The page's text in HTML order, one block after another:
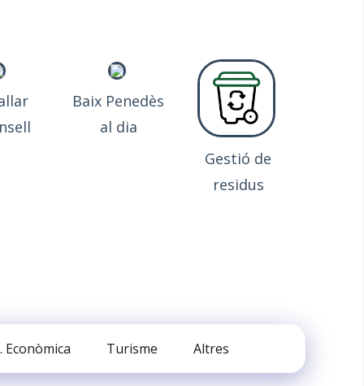
Baix Penedès
al dia
Gestió de
residus
Econòmica Turisme Altres